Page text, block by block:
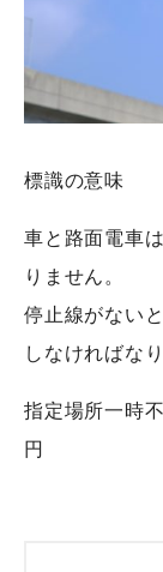
標識の意味
車と路面電車
りません。
停止線がない
しなければな
指定場所一
円